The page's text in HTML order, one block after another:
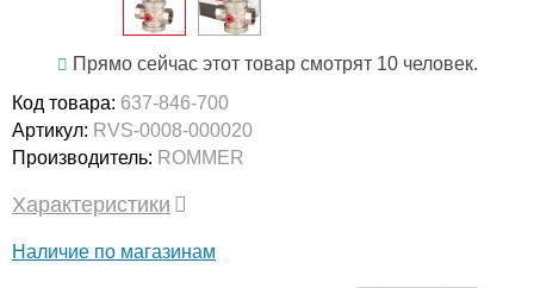
Прямо сейчас этот товар смотрят 10 человек.
Код товара: 637-846-700
Артикул: RVS-0008-000020
Производитель: ROMMER
Характеристики
Наличие по магазинам